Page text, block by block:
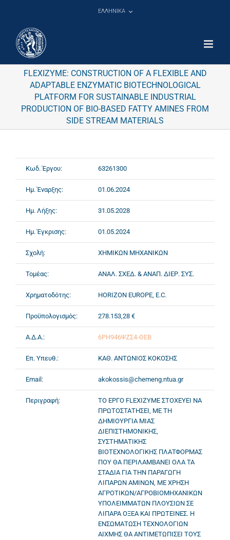
ΕΛΛΗΝΙΚΑ
FLEXIZYME: CONSTRUCTION OF A FLEXIBLE AND
ADAPTABLE ENZYMATIC BIOTECHNOLOGICAL
PLATFORM FOR SUSTAINABLE INDUSTRIAL
PRODUCTION OF BIO-BASED FATTY AMINES FROM
SIDE STREAM MATERIALS
Κωδ. Έργου: 63261300
Ημ. Έναρξης: 01.06.2024
Ημ. Λήξης: 31.05.2028
Ημ. Έγκρισης: 01.05.2024
Σχολή: ΧΗΜΙΚΩΝ ΜΗΧΑΝΙΚΩΝ
Τομέας: ΑΝΑΛ. ΣΧΕΔ. & ΑΝΑΠ. ΔΙΕΡ. ΣΥΣ.
Χρηματοδότης: HORIZON EUROPE, E.C.
Προϋπολογισμός: 278.153,28 €
Α.Δ.Α.: 6ΡΗ946ΨΖΣ4-ΘΕΒ
Επ. Υπευθ.: ΚΑΘ. ΑΝΤΩΝΙΟΣ ΚΟΚΟΣΗΣ
Email: akokossis@chemeng.ntua.gr
Περιγραφή:
ΤΟ ΕΡΓΟ FLEXIZYME ΣΤΟΧΕΥΕΙ ΝΑ
ΠΡΩΤΟΣΤΑΤΗΣΕΙ, ΜΕ ΤΗ
ΔΗΜΙΟΥΡΓΙΑ ΜΙΑΣ
ΔΙΕΠΙΣΤΗΜΟΝΙΚΗΣ,
ΣΥΣΤΗΜΑΤΙΚΗΣ
ΒΙΟΤΕΧΝΟΛΟΓΙΚΗΣ ΠΛΑΤΦΟΡΜΑΣ
ΠΟΥ ΘΑ ΠΕΡΙΛΑΜΒΑΝΕΙ ΟΛΑ ΤΑ
ΣΤΑΔΙΑ ΓΙΑ ΤΗΝ ΠΑΡΑΓΩΓΗ
ΛΙΠΑΡΩΝ ΑΜΙΝΩΝ, ΜΕ ΧΡΗΣΗ
ΑΓΡΟΤΙΚΩΝ/ΑΓΡΟΒΙΟΜΗΧΑΝΙΚΩΝ
ΥΠΟΛΕΙΜΜΑΤΩΝ ΠΛΟΥΣΙΩΝ ΣΕ
ΛΙΠΑΡΑ ΟΞΕΑ ΚΑΙ ΠΡΩΤΕΙΝΕΣ. Η
ΕΝΣΩΜΑΤΩΣΗ ΤΕΧΝΟΛΟΓΙΩΝ
ΑΙΧΜΗΣ ΘΑ ΑΝΤΙΜΕΤΩΠΙΣΕΙ ΤΟΥΣ